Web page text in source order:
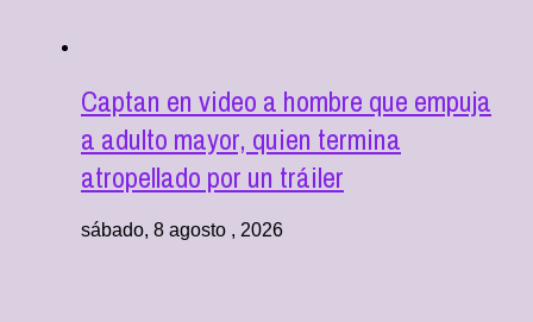
Captan en video a hombre que empuja
a adulto mayor, quien termina
atropellado por un tráiler
sábado, 8 agosto , 2026